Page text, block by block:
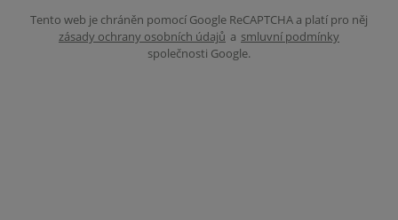
Tento web je chráněn pomocí Google ReCAPTCHA a platí pro něj
zásady ochrany osobních údajů a smluvní podmínky
společnosti Google.